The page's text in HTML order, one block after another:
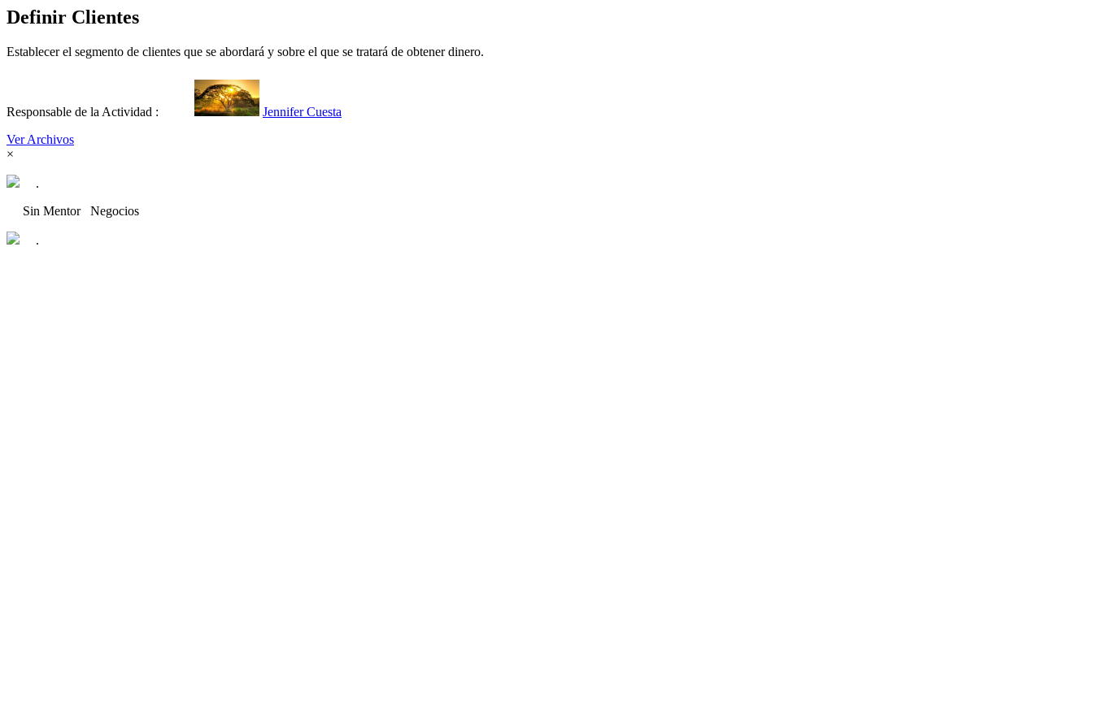
Definir Clientes
Establecer el segmento de clientes que se abordará y sobre el que se tratará de obtener dinero.
Responsable de la Actividad :
Jennifer Cuesta
Ver Archivos
×
.
Sin Mentor Negocios
.